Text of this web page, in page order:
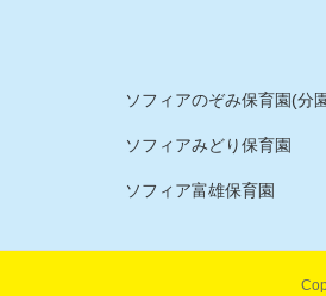
ソフィアのぞみ保育園(分
ソフィアみどり保育園
ソフィア富雄保育園